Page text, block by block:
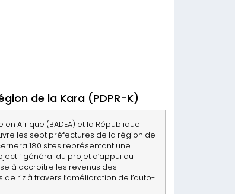
de la Kara (PDPR-K)
Afrique (BADEA) et la République
les sept préfectures de la région de
180 sites représentant une
général du projet d’appui au
à accroître les revenus des
riz à travers l’amélioration de l’auto-